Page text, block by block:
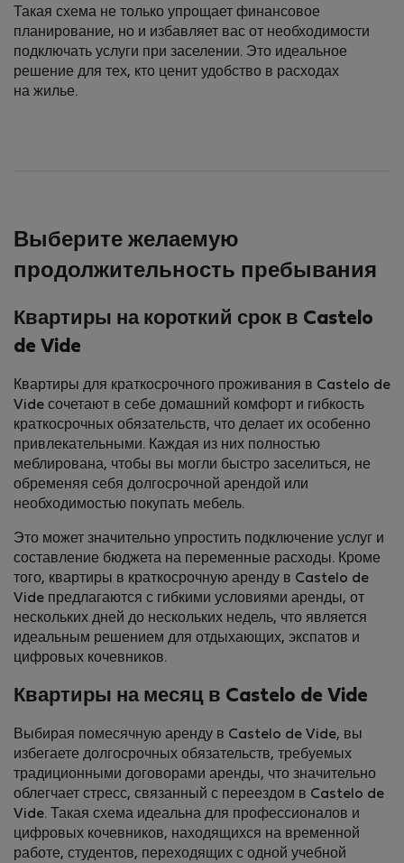
Такая схема не только упрощает финансовое
планирование, но и избавляет вас от необходимости
подключать услуги при заселении. Это идеальное
решение для тех, кто ценит удобство в расходах
на жилье.
Выберите желаемую
продолжительность пребывания
Квартиры на короткий срок в Castelo
de Vide
Квартиры для краткосрочного проживания в Castelo de
Vide сочетают в себе домашний комфорт и гибкость
краткосрочных обязательств, что делает их особенно
привлекательными. Каждая из них полностью
меблирована, чтобы вы могли быстро заселиться, не
обременяя себя долгосрочной арендой или
необходимостью покупать мебель.
Это может значительно упростить подключение услуг и
составление бюджета на переменные расходы. Кроме
того, квартиры в краткосрочную аренду в Castelo de
Vide предлагаются с гибкими условиями аренды, от
нескольких дней до нескольких недель, что является
идеальным решением для отдыхающих, экспатов и
цифровых кочевников.
Квартиры на месяц в Castelo de Vide
Выбирая помесячную аренду в Castelo de Vide, вы
избегаете долгосрочных обязательств, требуемых
традиционными договорами аренды, что значительно
облегчает стресс, связанный с переездом в Castelo de
Vide. Такая схема идеальна для профессионалов и
цифровых кочевников, находящихся на временной
работе, студентов, переходящих с одной учебной